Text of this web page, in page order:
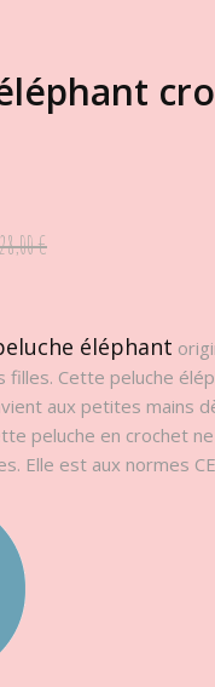
€
éléphant
filles. Cette peluche
aux petites mains
peluche en crochet
Elle est aux normes